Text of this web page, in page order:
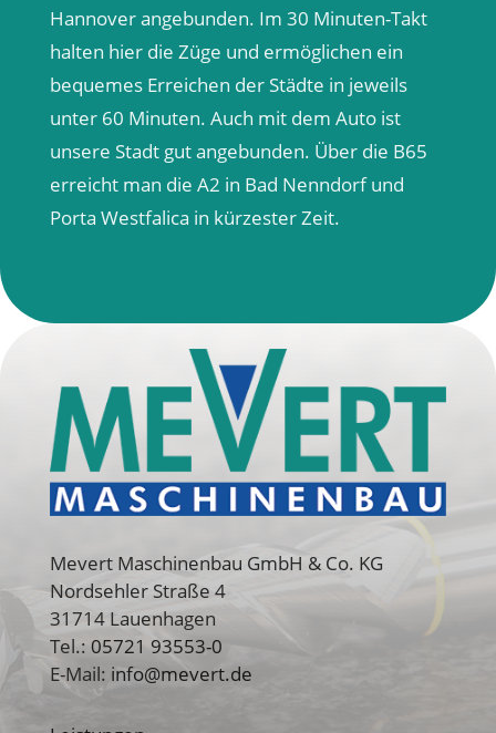
Hannover angebunden. Im 30 Minuten-Takt
halten hier die Züge und ermöglichen ein
bequemes Erreichen der Städte in jeweils
unter 60 Minuten. Auch mit dem Auto ist
unsere Stadt gut angebunden. Über die B65
erreicht man die A2 in Bad Nenndorf und
Porta Westfalica in kürzester Zeit.
Mevert Maschinenbau GmbH & Co. KG
Nordsehler Straße 4
31714 Lauenhagen
Tel.: 05721 93553-0
E-Mail: info@mevert.de